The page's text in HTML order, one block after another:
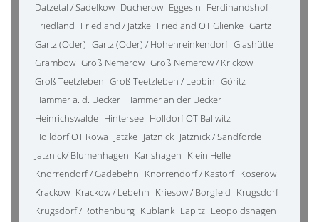
Datzetal / Sadelkow Ducherow Eggesin Ferdinandshof
Friedland Friedland / Jatzke Friedland OT Glienke Gartz
Gartz (Oder) Gartz (Oder) / Hohenreinkendorf Glashütte
Grambow Groß Nemerow Groß Nemerow / Krickow
Groß Teetzleben Groß Teetzleben / Lebbin Göritz
Hammer a. d. Uecker Hammer an der Uecker
Heinrichswalde Hintersee Holldorf OT Ballwitz
Holldorf OT Rowa Jatzke Jatznick Jatznick / Sandförde
Jatznick/ Blumenhagen Karlshagen Klein Helle
Knorrendorf / Gädebehn Knorrendorf / Kastorf Koserow
Krackow Krackow / Lebehn Kriesow / Borgfeld Krugsdorf
Krugsdorf / Rothenburg Kublank Lapitz Leopoldshagen